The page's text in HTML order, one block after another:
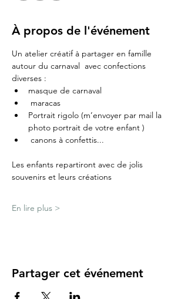
À propos de l'événement
Un atelier créatif à partager en famille
autour du carnaval  avec confections
diverses :
masque de carnaval
maracas
Portrait rigolo (m’envoyer par mail la
photo portrait de votre enfant )
canons à confettis...
Les enfants repartiront avec de jolis
souvenirs et leurs créations
En lire plus >
Partager cet événement